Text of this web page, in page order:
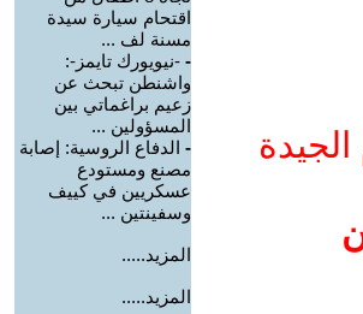
اقتحام سيارة سيدة
مسنة لف ...
- -نيويورك تايمز-:
واشنطن تبحث عن
زعيم براغماتي بين
المسؤولين ...
- الدفاع الروسية: إصابة
مصنع ومستودع
عسكريين في كييف
وسفينتين ...
المزيد.....
المزيد.....